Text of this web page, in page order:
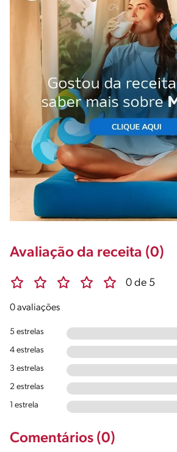
Avaliação da receita (0)
0 de 5
0 avaliações
5 estrelas
4 estrelas
3 estrelas
2 estrelas
1 estrela
Comentários (0)